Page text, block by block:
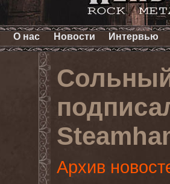
О нас Новости Интервью
Сольный
Архив